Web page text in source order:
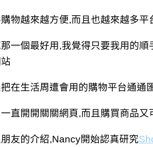
物越來越方便,而且也越來越多平
一個最好用,我覺得只要我用的
在生活周遭會用的購物平台通通
直開開關關網頁,而且購買商品
友的介紹,Nancy開始認真研究